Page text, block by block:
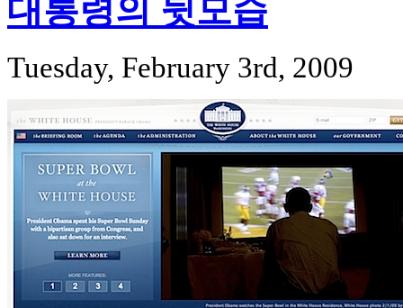
대통령의 뒷모습
Tuesday, February 3rd, 2009